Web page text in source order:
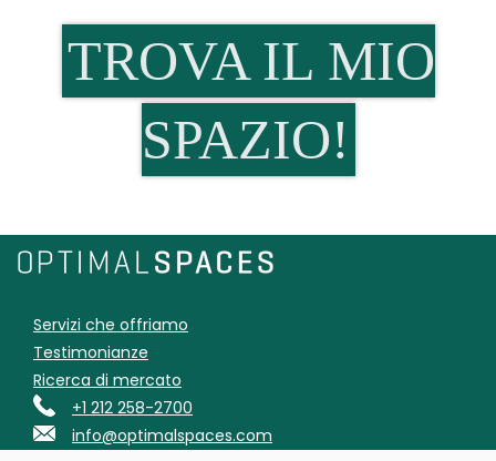
TROVA IL MIO
SPAZIO!
Servizi che offriamo
Testimonianze
Ricerca di mercato
+1 212 258-2700
info@optimalspaces.com